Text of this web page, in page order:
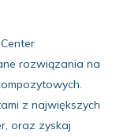
rozwiązania na
z największych
oraz zyskaj